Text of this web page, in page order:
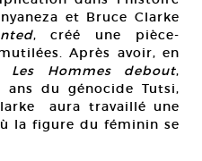
et Bruce Clarke
, créé une pièce-
Après avoir, en
Les Hommes debout,
du génocide Tutsi,
aura travaillé une
la figure du féminin se